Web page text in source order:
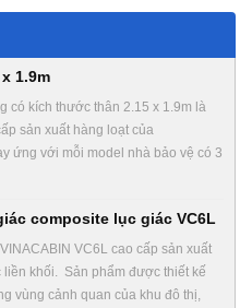
1.9m
có kích thước thân 2.15 x 1.9m là
sản xuất hàng loạt của
ứng với mỗi model nhà bảo vệ có 3
composite lục giác VC6L
VC6L cao cấp sản xuất
liền khối. Sản phẩm được thiết kế
vùng cảnh quan của khu đô thị,